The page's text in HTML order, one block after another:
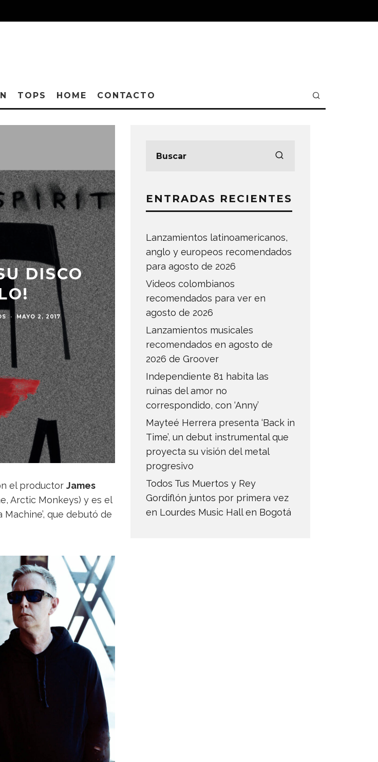
TOPS HOME CONTACTO
DISCO
· MAYO 2, 2017
el productor James
Arctic Monkeys) y es el
que debutó de
ENTRADAS RECIENTES
Lanzamientos latinoamericanos,
anglo y europeos recomendados
para agosto de 2026
Videos colombianos
recomendados para ver en
agosto de 2026
Lanzamientos musicales
recomendados en agosto de
2026 de Groover
Independiente 81 habita las
ruinas del amor no
correspondido, con ‘Anny’
Mayteé Herrera presenta ‘Back in
Time’, un debut instrumental que
proyecta su visión del metal
progresivo
Todos Tus Muertos y Rey
Gordiflón juntos por primera vez
en Lourdes Music Hall en Bogotá